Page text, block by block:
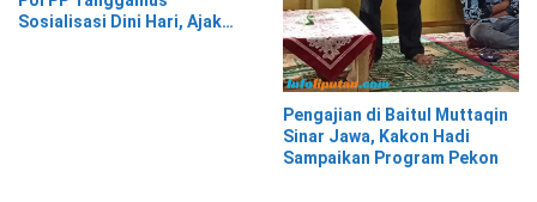
Sosialisasi Dini Hari, Ajak
Pengajian di Baitul Muttaqin
Sinar Jawa, Kakon Hadi
Sampaikan Program Pekon